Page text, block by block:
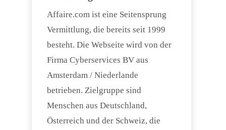
Affaire.com ist eine Seitensprung
Vermittlung, die bereits seit 1999
besteht. Die Webseite wird von der
Firma Cyberservices BV aus
Amsterdam / Niederlande
betrieben. Zielgruppe sind
Menschen aus Deutschland,
Österreich und der Schweiz, die